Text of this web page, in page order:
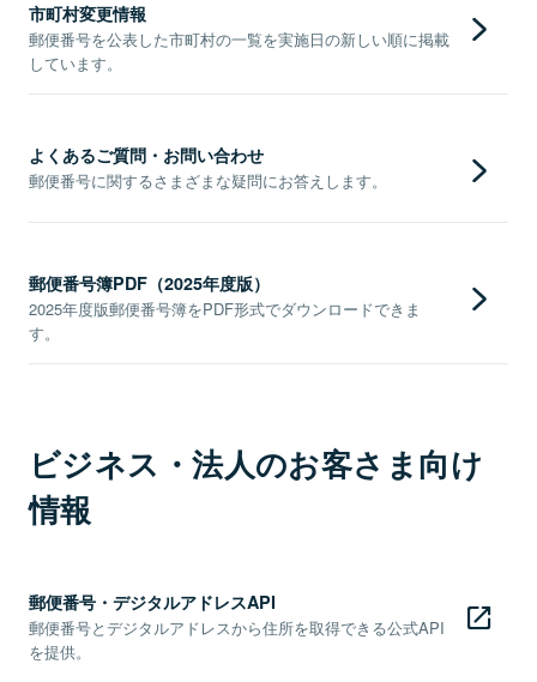
市町村変更情報
郵便番号を公表した市町村の一覧を実施日の新しい順に掲載
しています。
よくあるご質問・お問い合わせ
郵便番号に関するさまざまな疑問にお答えします。
郵便番号簿PDF（2025年度版）
2025年度版郵便番号簿をPDF形式でダウンロードできま
す。
ビジネス・法人のお客さま向け
情報
郵便番号・デジタルアドレスAPI
郵便番号とデジタルアドレスから住所を取得できる公式API
を提供。